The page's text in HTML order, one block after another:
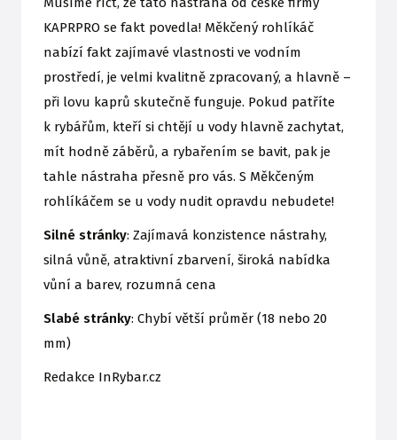
KAPRPRO se fakt povedla! Měkčený rohlíkáč
nabízí fakt zajímavé vlastnosti ve vodním
prostředí, je velmi kvalitně zpracovaný, a hlavně –
při lovu kaprů skutečně funguje. Pokud patříte
k rybářům, kteří si chtějí u vody hlavně zachytat,
mít hodně záběrů, a rybařením se bavit, pak je
tahle nástraha přesně pro vás. S Měkčeným
rohlíkáčem se u vody nudit opravdu nebudete!
Silné stránky: Zajímavá konzistence nástrahy,
silná vůně, atraktivní zbarvení, široká nabídka
vůní a barev, rozumná cena
Slabé stránky: Chybí větší průměr (18 nebo 20
mm)
Redakce InRybar.cz